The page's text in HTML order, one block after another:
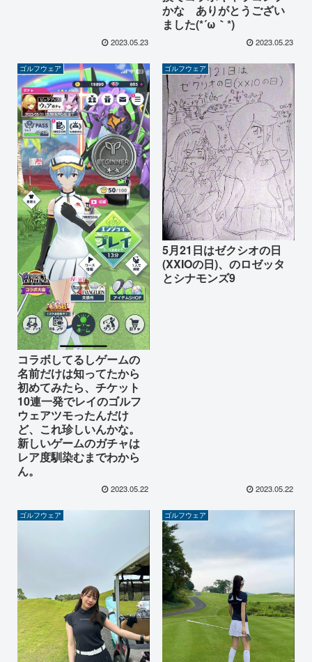
2023.05.23
かな ありがとうござい
ました(*´ω｀*)
2023.05.23
ゴルフウェア
コラボしてるしゲームの
名前だけは知ってたから
初めてみたら、チケット
10連一発でレイのゴルフ
ウェアツモったんだけ
ど、これ珍しいんかな。
新しいゲームのガチャは
レア度馴染むまでわから
ん。
2023.05.22
ゴルフウェア
5月21日はゼクシオの日
(XXIOの日)、のロゼッタ
とシナモンズ9
2023.05.22
ゴルフウェア ゴルフウェア